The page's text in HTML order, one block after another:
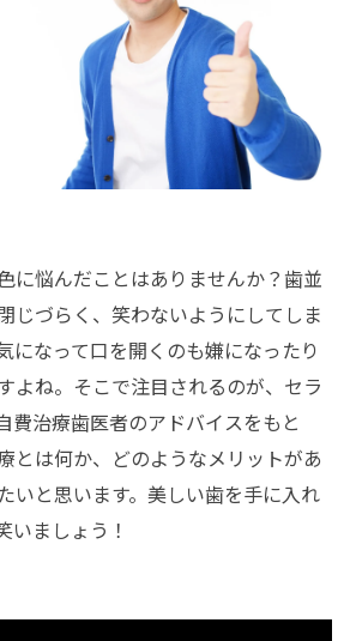
に悩んだことはありませんか？歯並
じづらく、笑わないようにしてしま
になって口を開くのも嫌になったり
よね。そこで注目されるのが、セラ
費治療歯医者のアドバイスをもと
とは何か、どのようなメリットがあ
いと思います。美しい歯を手に入れ
いましょう！